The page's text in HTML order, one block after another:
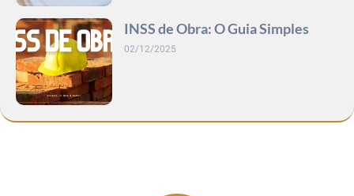
INSS de Obra: O Guia Simples
02/12/2025